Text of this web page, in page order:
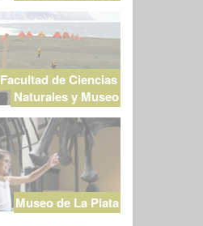
Facultad de Ciencias
Naturales y Museo
Museo de La Plata